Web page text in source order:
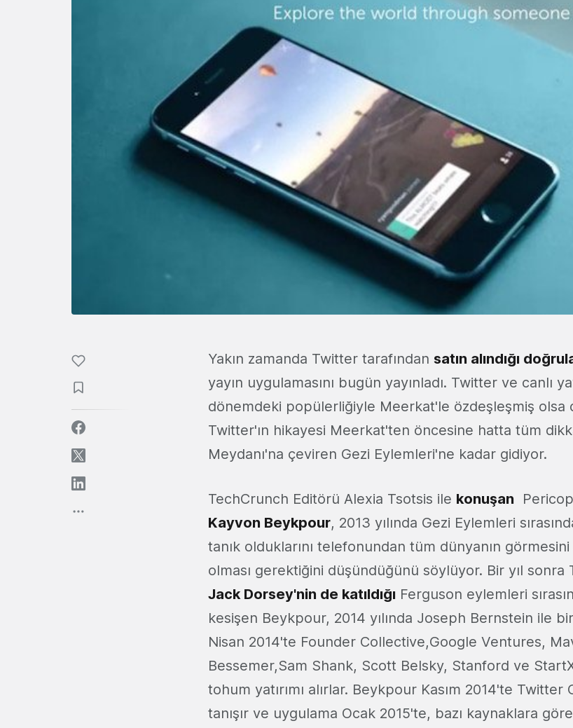
Yakın zamanda Twitter tarafından satın alındığı
yayın uygulamasını bugün yayınladı. Twitter ve canlı
dönemdeki popülerliğiyle Meerkat'le özdeşleşmiş olsa
Twitter'ın hikayesi Meerkat'ten öncesine hatta tüm
Meydanı'na çeviren Gezi Eylemleri'ne kadar gidiyor.
TechCrunch Editörü Alexia Tsotsis ile konuşan
Kayvon Beykpour, 2013 yılında Gezi Eylemleri
tanık olduklarını telefonundan tüm dünyanın
olması gerektiğini düşündüğünü söylüyor. Bir yıl
Jack Dorsey'nin de katıldığı Ferguson eylemleri
kesişen Beykpour, 2014 yılında Joseph Bernstein ile
Nisan 2014'te Founder Collective,Google Ventures,
Bessemer,Sam Shank, Scott Belsky, Stanford ve
tohum yatırımı alırlar. Beykpour Kasım 2014'te Twitter
tanışır ve uygulama Ocak 2015'te, bazı kaynaklara